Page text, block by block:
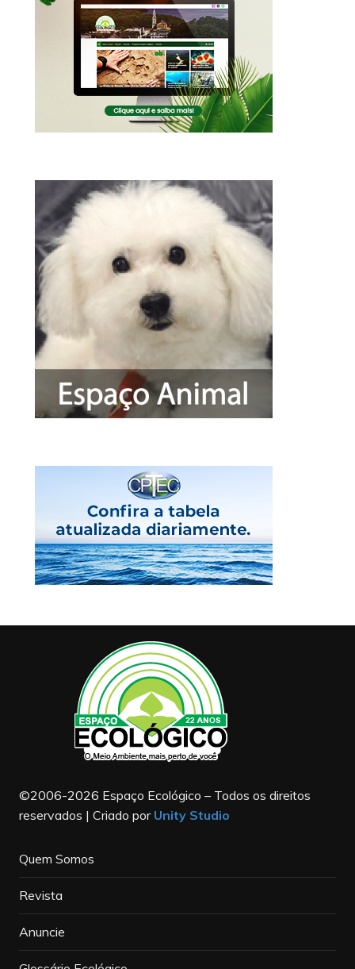
©2006-2026 Espaço Ecológico – Todos os direitos
reservados | Criado por Unity Studio
Quem Somos
Revista
Anuncie